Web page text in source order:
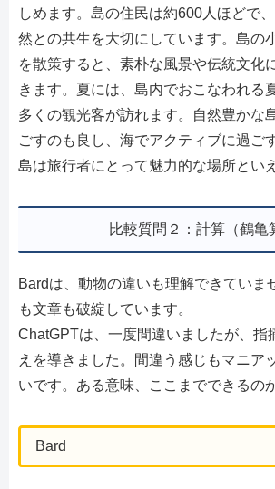
しめます。島の住民は約600人ほどで
然との共生を大切にしています。島の
を散策すると、素朴な風景や伝統文化
きます。夏には、島内でおこなわれる
多くの観光客が訪れます。自然豊かな
ごすのも良し、海でアクティブに過ご
島は旅行者にとって魅力的な場所とい
比較質問２：計算（鶴亀
Bardは、動物の違いも理解できていま
も文章も破綻しています。
ChatGPTは、一度間違いましたが、指
えを導きました。間違う感じもマニア
いです。ある意味、ここまでできるの
Bard